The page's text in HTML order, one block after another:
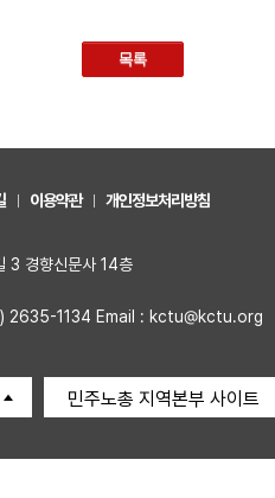
목록
이용약관 개인정보처리방침
3 경향신문사 14층
2635-1134 Email : kctu@kctu.org
민주노총 지역본부 사이트